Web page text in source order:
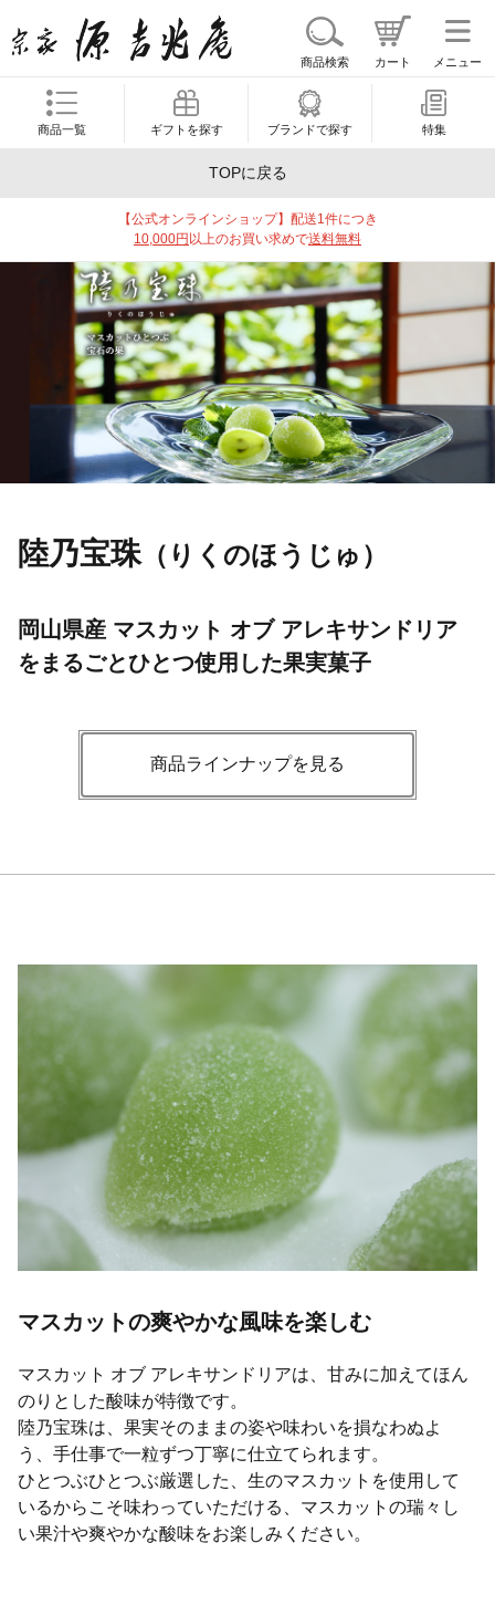
商品検索 カート メニュー
商品一覧 ギフトを探す ブランドで探す 特集
TOPに戻る
【公式オンラインショップ】配送1件につき
10,000円 以上のお買い求めで送料無料
陸乃宝珠（りくのほうじゅ）
岡山県産 マスカット オブ アレキサンドリア
をまるごとひとつ使用した果実菓子
商品ラインナップを見る
マスカットの爽やかな風味を楽しむ
マスカット オブ アレキサンドリアは、甘みに加えてほん
のりとした酸味が特徴です。
陸乃宝珠は、果実そのままの姿や味わいを損なわぬよ
う、手仕事で一粒ずつ丁寧に仕立てられます。
ひとつぶひとつぶ厳選した、生のマスカットを使用して
いるからこそ味わっていただける、マスカットの瑞々し
い果汁や爽やかな酸味をお楽しみください。